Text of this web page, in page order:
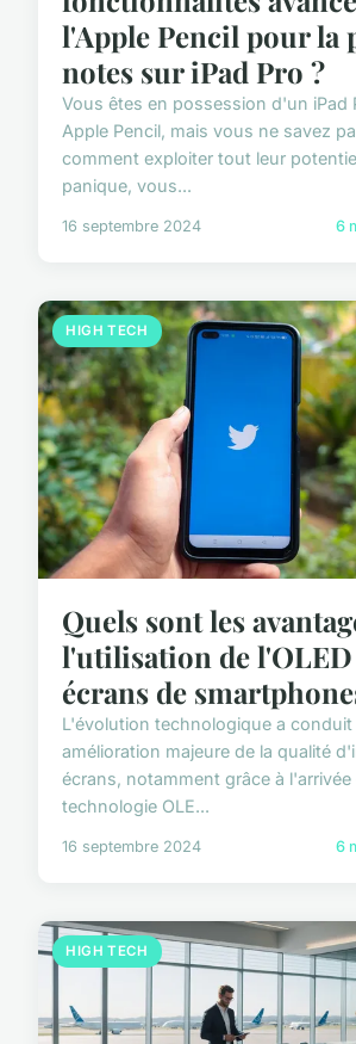
l'Apple Pencil pour la
notes sur iPad Pro ?
Vous êtes en possession d'un iPad
Apple Pencil, mais vous ne savez
comment exploiter tout leur
panique, vous...
16 septembre 2024 6
HIGH TECH
Quels sont les
l'utilisation de
écrans de
L'évolution technologique a conduit
amélioration majeure de la qualité
écrans, notamment grâce à l'arrivée
technologie OLE...
16 septembre 2024 6
HIGH TECH